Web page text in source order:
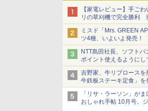
【家電レビュー】手ご
リの草刈機で完全勝利
ミスド「Mrs. GREEN
ツ4種、いよいよ発売！
NTT島田社長、ソフト
ポイント使えるようにし
吉野家、牛リブロース
牛鉄板ステーキ定食」を
「リサ・ラーソン」が
おしゃれ手帖 10月号。